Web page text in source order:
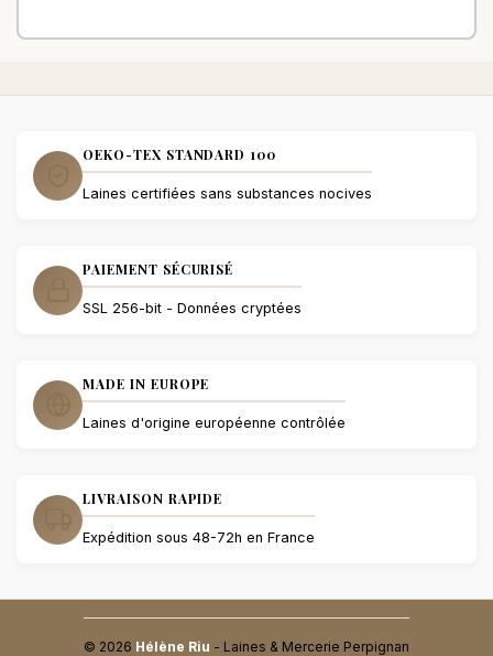
OEKO-TEX STANDARD 100
Laines certifiées sans substances nocives
PAIEMENT SÉCURISÉ
SSL 256-bit - Données cryptées
MADE IN EUROPE
Laines d'origine européenne contrôlée
LIVRAISON RAPIDE
Expédition sous 48-72h en France
© 2026 Hélène Riu - Laines & Mercerie Perpignan